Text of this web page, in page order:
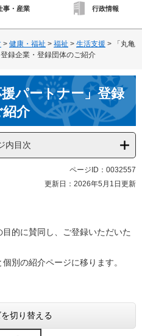
事・産業 行政情報
> 健康・福祉 > 福祉 > 生活支援 >
「丸亀
録企業・登録団体のご紹介
援パートナー」登録
介
内目次
ページID：0032557
更新日：2026年5月1日更新
的に賛同し、ご登録いただいた
別の紹介ページに移ります。
切り替える